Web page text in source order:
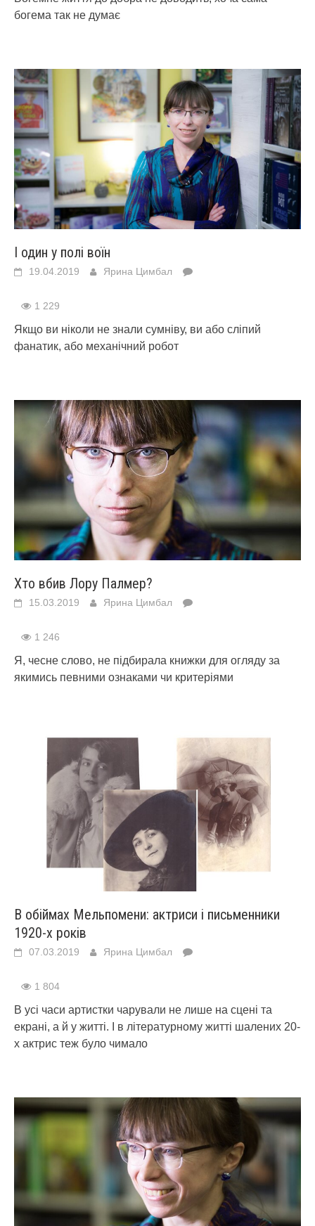
богема так не думає
І один у полі воїн
19.04.2019 Ярина Цимбал
1 229
Якщо ви ніколи не знали сумніву, ви або сліпий
фанатик, або механічний робот
Хто вбив Лору Палмер?
15.03.2019 Ярина Цимбал
1 246
Я, чесне слово, не підбирала книжки для огляду за
якимись певними ознаками чи критеріями
В обіймах Мельпомени: актриси і письменники
1920-х років
07.03.2019 Ярина Цимбал
1 804
В усі часи артистки чарували не лише на сцені та
екрані, а й у житті. І в літературному житті шалених 20-
х актрис теж було чимало